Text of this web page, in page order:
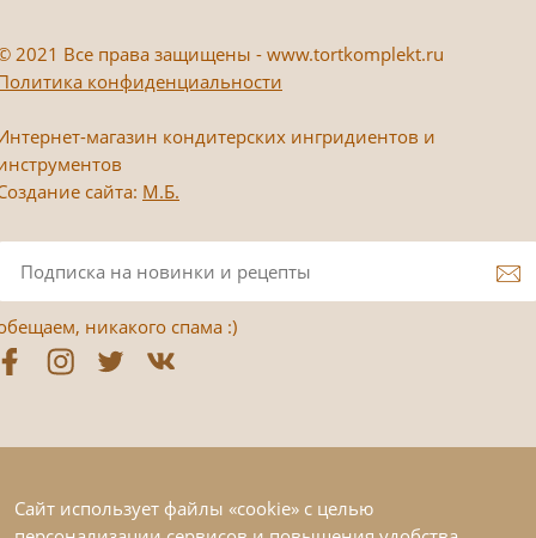
2021 Все права защищены - www.tortkomplekt.ru
конфиденциальности
магазин кондитерских ингридиентов и
сайта: М.Б.
никакого спама :)
Сайт использует файлы «cookie» с целью